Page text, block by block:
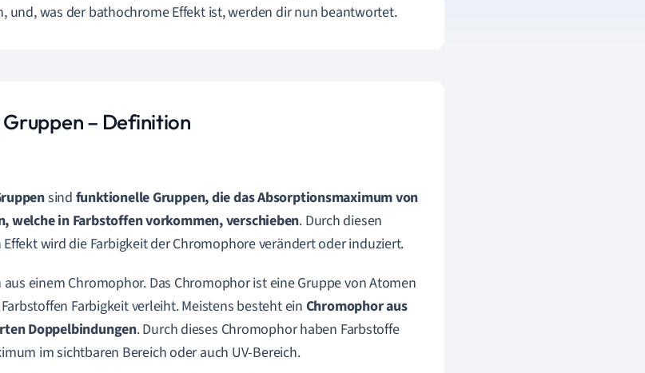
und, was der bathochrome Effekt ist, werden dir nun beantwortet.
– Definition
sind funktionelle Gruppen, die das Absorptionsmaximum von
welche in Farbstoffen vorkommen, verschieben. Durch diesen
wird die Farbigkeit der Chromophore verändert oder induziert.
einem Chromophor. Das Chromophor ist eine Gruppe von Atomen
Farbigkeit verleiht. Meistens besteht ein Chromophor aus
Doppelbindungen. Durch dieses Chromophor haben Farbstoffe
im sichtbaren Bereich oder auch UV-Bereich.